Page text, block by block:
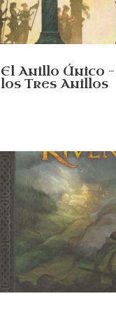
El Anillo Único
los Tres Anillos